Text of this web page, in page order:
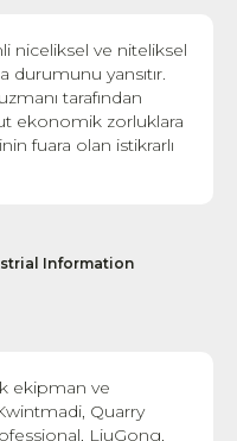
niceliksel ve niteliksel
yansıtır.
tarafından
ekonomik zorluklara
fuara olan istikrarlı
Information
ekipman ve
Quarry
LiuGong,